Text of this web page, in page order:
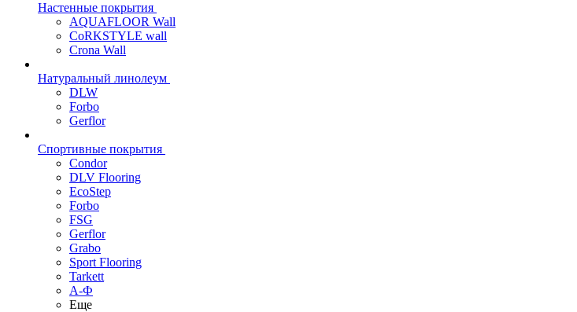
Настенные покрытия
AQUAFLOOR Wall
CoRKSTYLE wall
Crona Wall
Натуральный линолеум
DLW
Forbo
Gerflor
Спортивные покрытия
Condor
DLV Flooring
EcoStep
Forbo
FSG
Gerflor
Grabo
Sport Flooring
Tarkett
А-Ф
Еще